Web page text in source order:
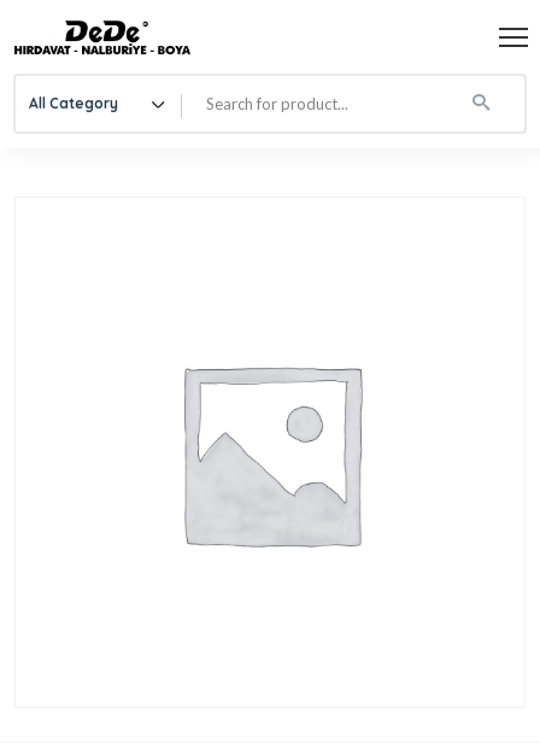
All Category